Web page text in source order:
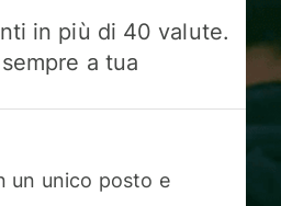
in più di 40 valute.
a tua
un unico posto e